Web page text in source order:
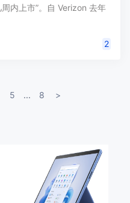
内上市”。自 Verizon 去年
2
5 ... 8 >